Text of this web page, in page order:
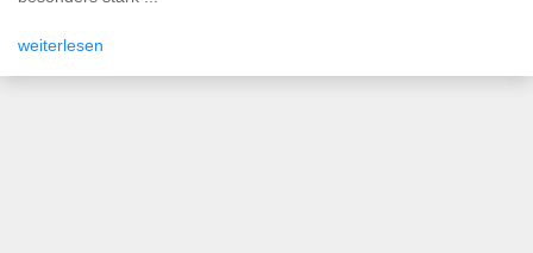
weiterlesen